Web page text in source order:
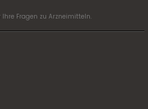
Ihre Fragen zu Arzneimitteln.